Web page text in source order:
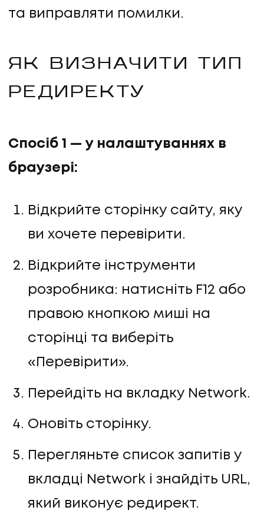
та виправляти помилки.
ЯК ВИЗНАЧИТИ ТИП
РЕДИРЕКТУ
Спосіб 1 — у налаштуваннях в
браузері:
Відкрийте сторінку сайту, яку
ви хочете перевірити.
Відкрийте інструменти
розробника: натисніть F12 або
правою кнопкою миші на
сторінці та виберіть
«Перевірити».
Перейдіть на вкладку Network.
Оновіть сторінку.
Перегляньте список запитів у
вкладці Network і знайдіть URL,
який виконує редирект.
©2026Promodo
Політика конфіденційності
UA EN